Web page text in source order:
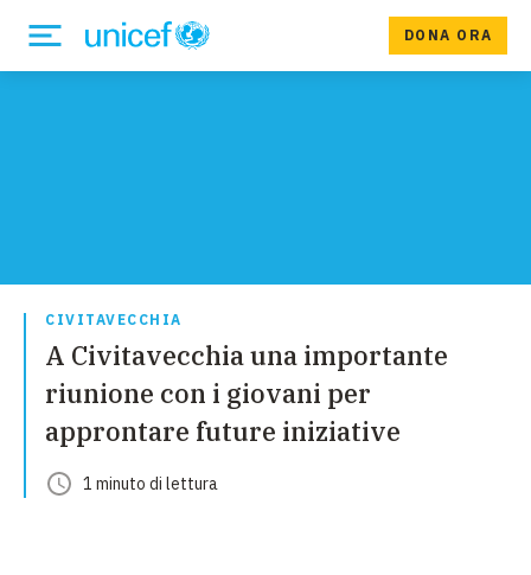
DONA ORA
CIVITAVECCHIA
A Civitavecchia una importante
riunione con i giovani per
approntare future iniziative
1 minuto di lettura